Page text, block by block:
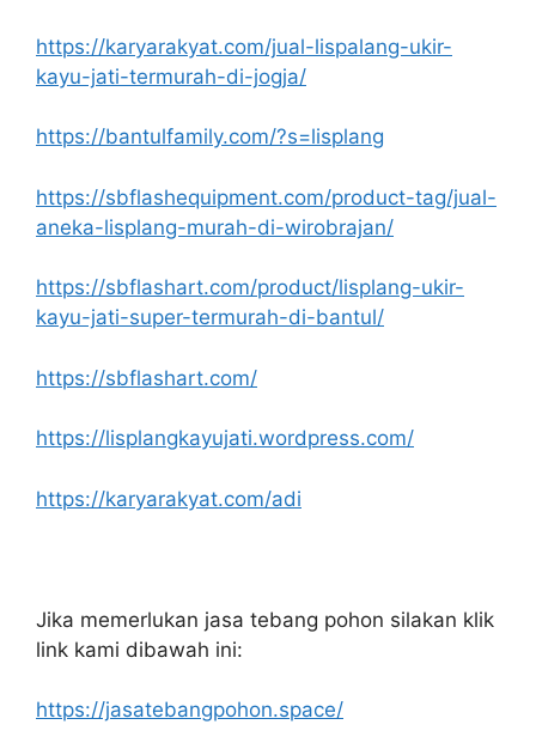
https://karyarakyat.com/jual-lispalang-ukir-
kayu-jati-termurah-di-jogja/
https://bantulfamily.com/?s=lisplang
https://sbflashequipment.com/product-tag/jual-
aneka-lisplang-murah-di-wirobrajan/
https://sbflashart.com/product/lisplang-ukir-
kayu-jati-super-termurah-di-bantul/
https://sbflashart.com/
https://lisplangkayujati.wordpress.com/
https://karyarakyat.com/adi
Jika memerlukan jasa tebang pohon silakan klik
link kami dibawah ini:
https://jasatebangpohon.space/